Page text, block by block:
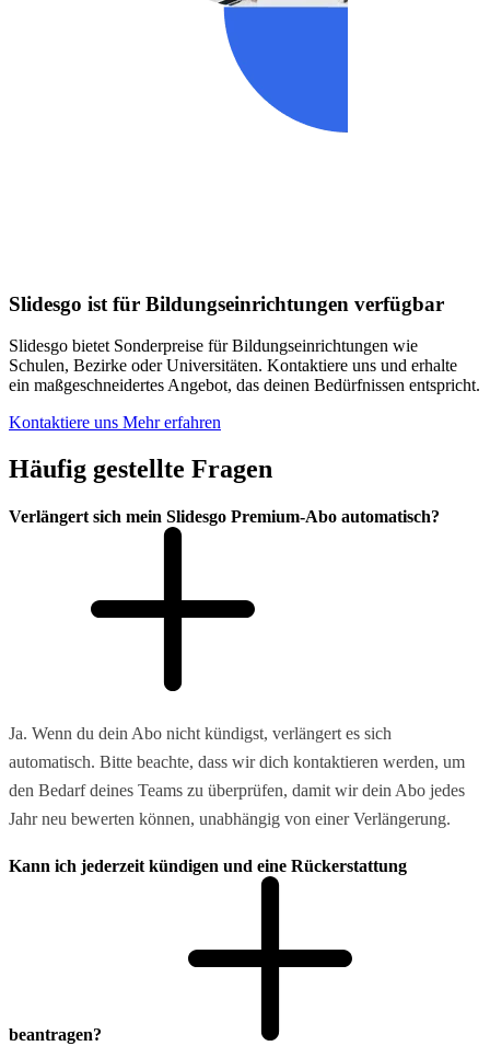
Slidesgo ist für Bildungseinrichtungen verfügbar
Slidesgo bietet Sonderpreise für Bildungseinrichtungen wie
Schulen, Bezirke oder Universitäten. Kontaktiere uns und erhalte
ein maßgeschneidertes Angebot, das deinen Bedürfnissen entspricht.
Kontaktiere uns Mehr erfahren
Häufig gestellte Fragen
Verlängert sich mein Slidesgo Premium-Abo automatisch?
Ja. Wenn du dein Abo nicht kündigst, verlängert es sich
automatisch. Bitte beachte, dass wir dich kontaktieren werden, um
den Bedarf deines Teams zu überprüfen, damit wir dein Abo jedes
Jahr neu bewerten können, unabhängig von einer Verlängerung.
Kann ich jederzeit kündigen und eine Rückerstattung
beantragen?